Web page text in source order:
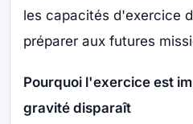
les capacités d'exercice
préparer aux futures
Pourquoi l'exercice est
gravité disparaît